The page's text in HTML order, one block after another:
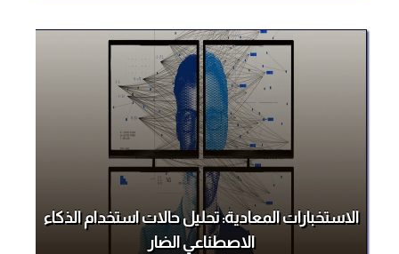
الاستخبارات المعادية: تحليل حالات استخدام الذكاء
الاصطناعي الضار